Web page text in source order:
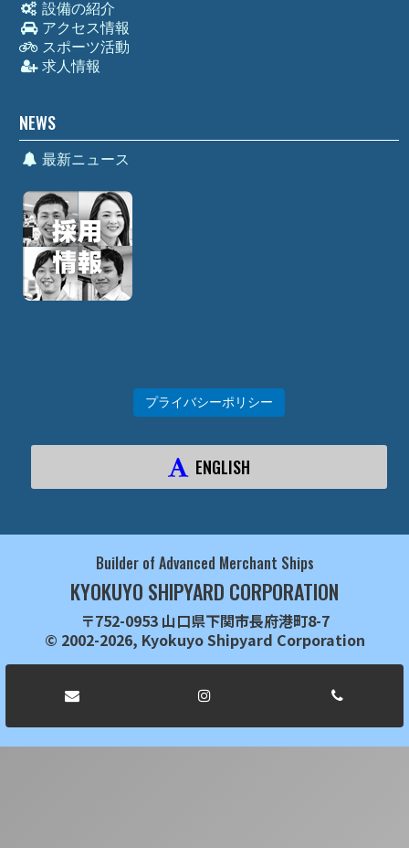
設備の紹介
アクセス情報
スポーツ活動
求人情報
NEWS
最新ニュース
プライバシーポリシー
ENGLISH
Builder of Advanced Merchant Ships
KYOKUYO SHIPYARD CORPORATION
〒752-0953 山口県下関市長府港町8-7
© 2002-2026, Kyokuyo Shipyard Corporation